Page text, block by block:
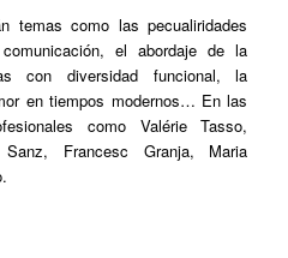
temas como las pecualiridades
el abordaje de la
con diversidad funcional, la
en tiempos modernos… En las
como Valérie Tasso,
Francesc Granja, Maria